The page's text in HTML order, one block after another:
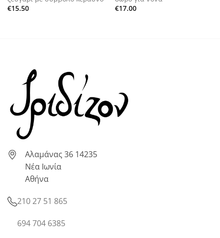
€15.50
€17.00
Αλαμάνας 36 14235
Νέα Ιωνία
Αθήνα
210 27 51 865
694 704 6385